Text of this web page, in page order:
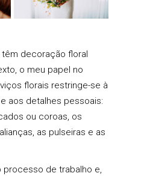
decoração floral
o meu papel no
florais restringe-se à
aos detalhes pessoais:
ou coroas, os
as pulseiras e as
processo de trabalho e,